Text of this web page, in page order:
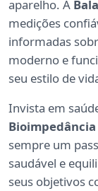
aparelho. A
medições
informadas
moderno e
seu estilo de
Invista em
sempre um
saudável e
seus objetivos